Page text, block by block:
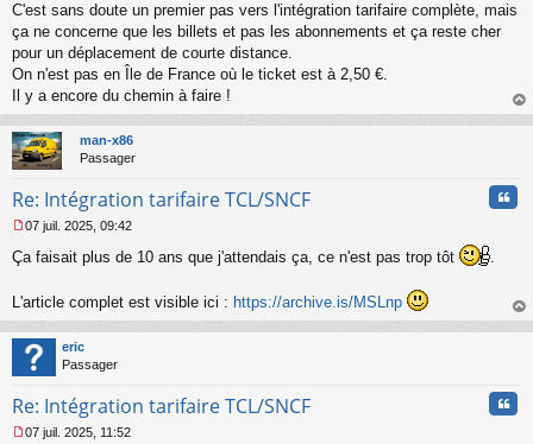
e
s
s
g
e
n
o
n
l
C'est sans doute un premier pas vers l'intégration tarifaire complète, mais
ça ne concerne que les billets et pas les abonnements et ça reste cher
pour un déplacement de courte distance.
On n'est pas en Île de France où le ticket est à 2,50 €.
Il y a encore du chemin à faire !
au
man-x86
Passager
Re: Intégration tarifaire TCL/SNCF
e
a
e
n
o
l
u
07 juil. 2025, 09:42
Ça faisait plus de 10 ans que j'attendais ça, ce n'est pas trop tôt .
L'article complet est visible ici : https://archive.is/MSLnp
au
eric
Passager
Re: Intégration tarifaire TCL/SNCF
07 juil. 2025, 11:52